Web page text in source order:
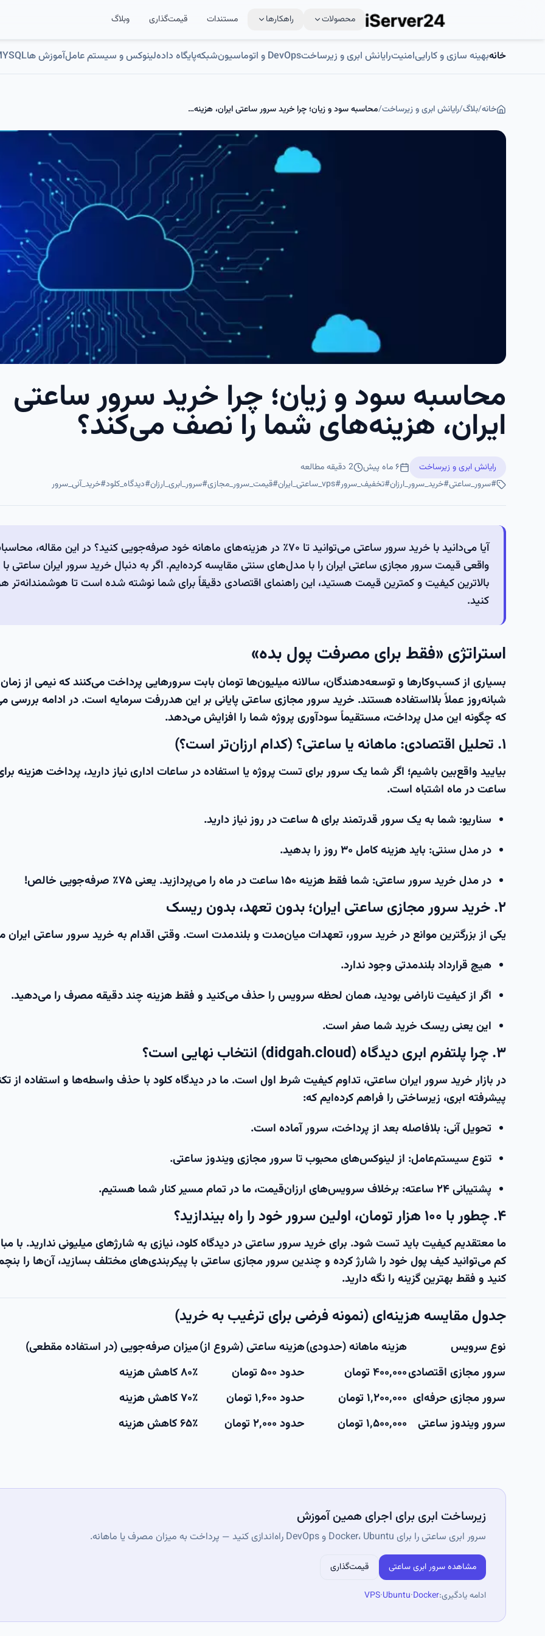
محصولات راهکارها مستندات قیمت‌گذاری وبلاگ
خانهبهینه سازی و کاراییامنیترایانش ابری و زیرساختDevOps و اتوماسیون شبکهپایگاه دادهلینوکس و سیستم عاملآموزش ها
خانه/بلاگ/رایانش ابری و زیرساخت/ محاسبه سود و زیان؛ چرا خرید سرور ساعتی ایران، هزینه‌های شما را نصف می‌کند؟
محاسبه سود و زیان؛ چرا خرید سرور ساعتی
ایران، هزینه‌های شما را نصف می‌کند؟
رایانش ابری و زیرساخت ۶ ماه پیش 2 دقیقه مطالعه
#سرور_ساعتی#خرید_سرور_ارزان#تخفیف_سرور#vps_ساعتی_ایران #قیمت_سرور_مجازی#سرور_ابری_ارزان#دیدگاه_کلود#خرید_آنی_سرور
آیا می‌دانید با خرید سرور ساعتی می‌توانید تا ۷۰٪ در هزینه‌های ماهانه خود صرفه‌جویی کنید؟ در این مقاله،
واقعی قیمت سرور مجازی ساعتی ایران را با مدل‌های سنتی مقایسه کرده‌ایم. اگر به دنبال خرید سرور ایران ساعتی با
بالاترین کیفیت و کمترین قیمت هستید، این راهنمای اقتصادی دقیقاً برای شما نوشته شده است تا هوشمندانه‌تر
کنید.
استراتژی «فقط برای مصرفت پول بده»
بسیاری از کسب‌وکارها و توسعه‌دهندگان، سالانه میلیون‌ها تومان بابت سرورهایی پرداخت می‌کنند که نیمی از زمان
شبانه‌روز عملاً بلااستفاده هستند. خرید سرور مجازی ساعتیپایانی بر این هدررفت سرمایه است. در ادامه بررسی
که چگونه این مدل پرداخت، مستقیماً سودآوری پروژه شما را افزایش می‌دهد.
۱. تحلیل اقتصادی: ماهانه یا ساعتی؟ (کدام ارزان‌تر است؟)
ساعت در ماه اشتباه است.
سناریو: شما به یک سرور قدرتمند برای ۵ ساعت در روز نیاز دارید.
در مدل سنتی: باید هزینه کامل ۳۰ روز را بدهید.
در مدل خرید سرور ساعتی: شما فقط هزینه ۱۵۰ ساعت در ماه را می‌پردازید. یعنی ۷۵٪ صرفه‌جویی خالص!
۲. خرید سرور مجازی ساعتی ایران؛ بدون تعهد، بدون ریسک
یکی از بزرگترین موانع در خرید سرور، تعهدات میان‌مدت و بلندمدت است. وقتی اقدام به خرید سرور ساعتی ایران
هیچ قرارداد بلندمدتی وجود ندارد.
اگر از کیفیت ناراضی بودید، همان لحظه سرویس را حذف می‌کنید و فقط هزینه چند دقیقه مصرف را می‌دهید.
این یعنی ریسک خرید شما صفر است.
۳. چرا پلتفرم ابری دیدگاه (didgah.cloud) انتخاب نهایی است؟
در بازارخرید سرور ایران ساعتی، تداوم کیفیت شرط اول است. ما در دیدگاه کلود با حذف واسطه‌ها و استفاده از
پیشرفته ابری، زیرساختی را فراهم کرده‌ایم که:
تحویل آنی: بلافاصله بعد از پرداخت، سرور آماده است.
تنوع سیستم‌عامل: از لینوکس‌های محبوب تا سرور مجازی ویندوز ساعتی.
پشتیبانی ۲۴ ساعته:
برخلاف سرویس‌های ارزان‌قیمت، ما در تمام مسیر کنار شما هستیم.
۴. چطور با ۱۰۰ هزار تومان، اولین سرور خود را راه بیندازید؟
ما معتقدیم کیفیت باید تست شود. برای خرید سرور ساعتیدر دیدگاه کلود، نیازی به شارژهای میلیونی ندارید. با
کم می‌توانید کیف پول خود را شارژ کرده و چندین سرور مجازی ساعتی با پیکربندی‌های مختلف بسازید، آن‌ها را
کنید و فقط بهترین گزینه را نگه دارید.
جدول مقایسه هزینه‌ای (نمونه فرضی برای ترغیب به خرید)
نوع سرویس هزینه ماهانه (حدودی)هزینه ساعتی (شروع از)میزان صرفه‌جویی (در استفاده مقطعی)
سرور مجازی اقتصادی۴۰۰,۰۰۰ تومان حدود ۵۰۰ تومان
۸۰٪ کاهش هزینه
سرور مجازی حرفه‌ای ۱,۲۰۰,۰۰۰ تومان حدود ۱,۶۰۰ تومان
۷۰٪ کاهش هزینه
سرور ویندوز ساعتی
۱,۵۰۰,۰۰۰ تومان حدود ۲,۰۰۰ تومان ۶۵٪ کاهش هزینه
زیرساخت ابری برای اجرای همین آموزش
سرور ابری ساعتی را برای Docker، Ubuntu و DevOps راه‌اندازی کنید — پرداخت به میزان مصرف یا ماهانه.
مشاهده سرور ابری ساعتی قیمت‌گذاری
ادامه یادگیری:Docker
·
Ubuntu
·
VPS